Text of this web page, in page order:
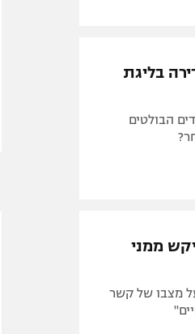
בליגת
הבולטים
ממני
מצבו של קשר